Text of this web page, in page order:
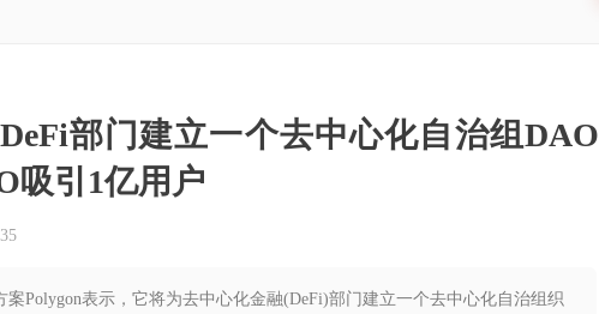
部门建立一个去中心化自治组DAO
吸引1亿用户
Polygon表示，它将为去中心化金融(DeFi)部门建立一个去中心化自治组织